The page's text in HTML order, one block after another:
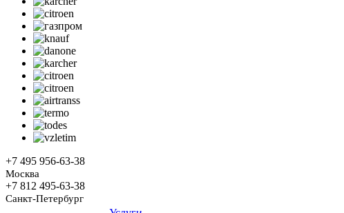
+7 495 956-63-38
Москва
+7 812 495-63-38
Санкт-Петербург